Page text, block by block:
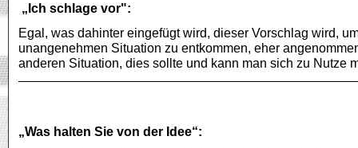
„Ich schlage vor":
Egal, was dahinter eingefügt wird, dieser Vorschlag wird,
unangenehmen Situation zu entkommen, eher
anderen Situation, dies sollte und kann man sich zu Nutze
„Was halten Sie von der Idee“: